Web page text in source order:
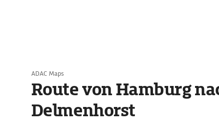
ADAC Maps
Route von Hamburg
Delmenhorst